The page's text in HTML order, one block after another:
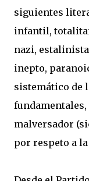
siguientes
infantil,
nazi,
inepto,
sistemático de
malversador
por respeto a